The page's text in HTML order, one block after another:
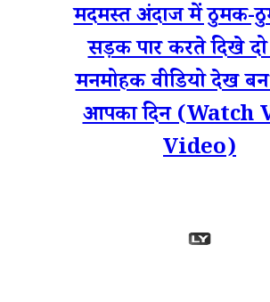
मदमस्त अंदाज में ठुमक-
सड़क पार करते दिखे दो
मनमोहक वीडियो देख
आपका दिन (Watch
Video)